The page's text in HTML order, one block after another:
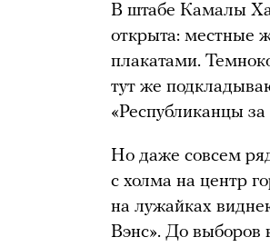
В штабе Камалы
открыта: местные
плакатами.
тут же
«Республиканцы
Но даже совсем
с холма на центр
на лужайках
Вэнс». До выборов